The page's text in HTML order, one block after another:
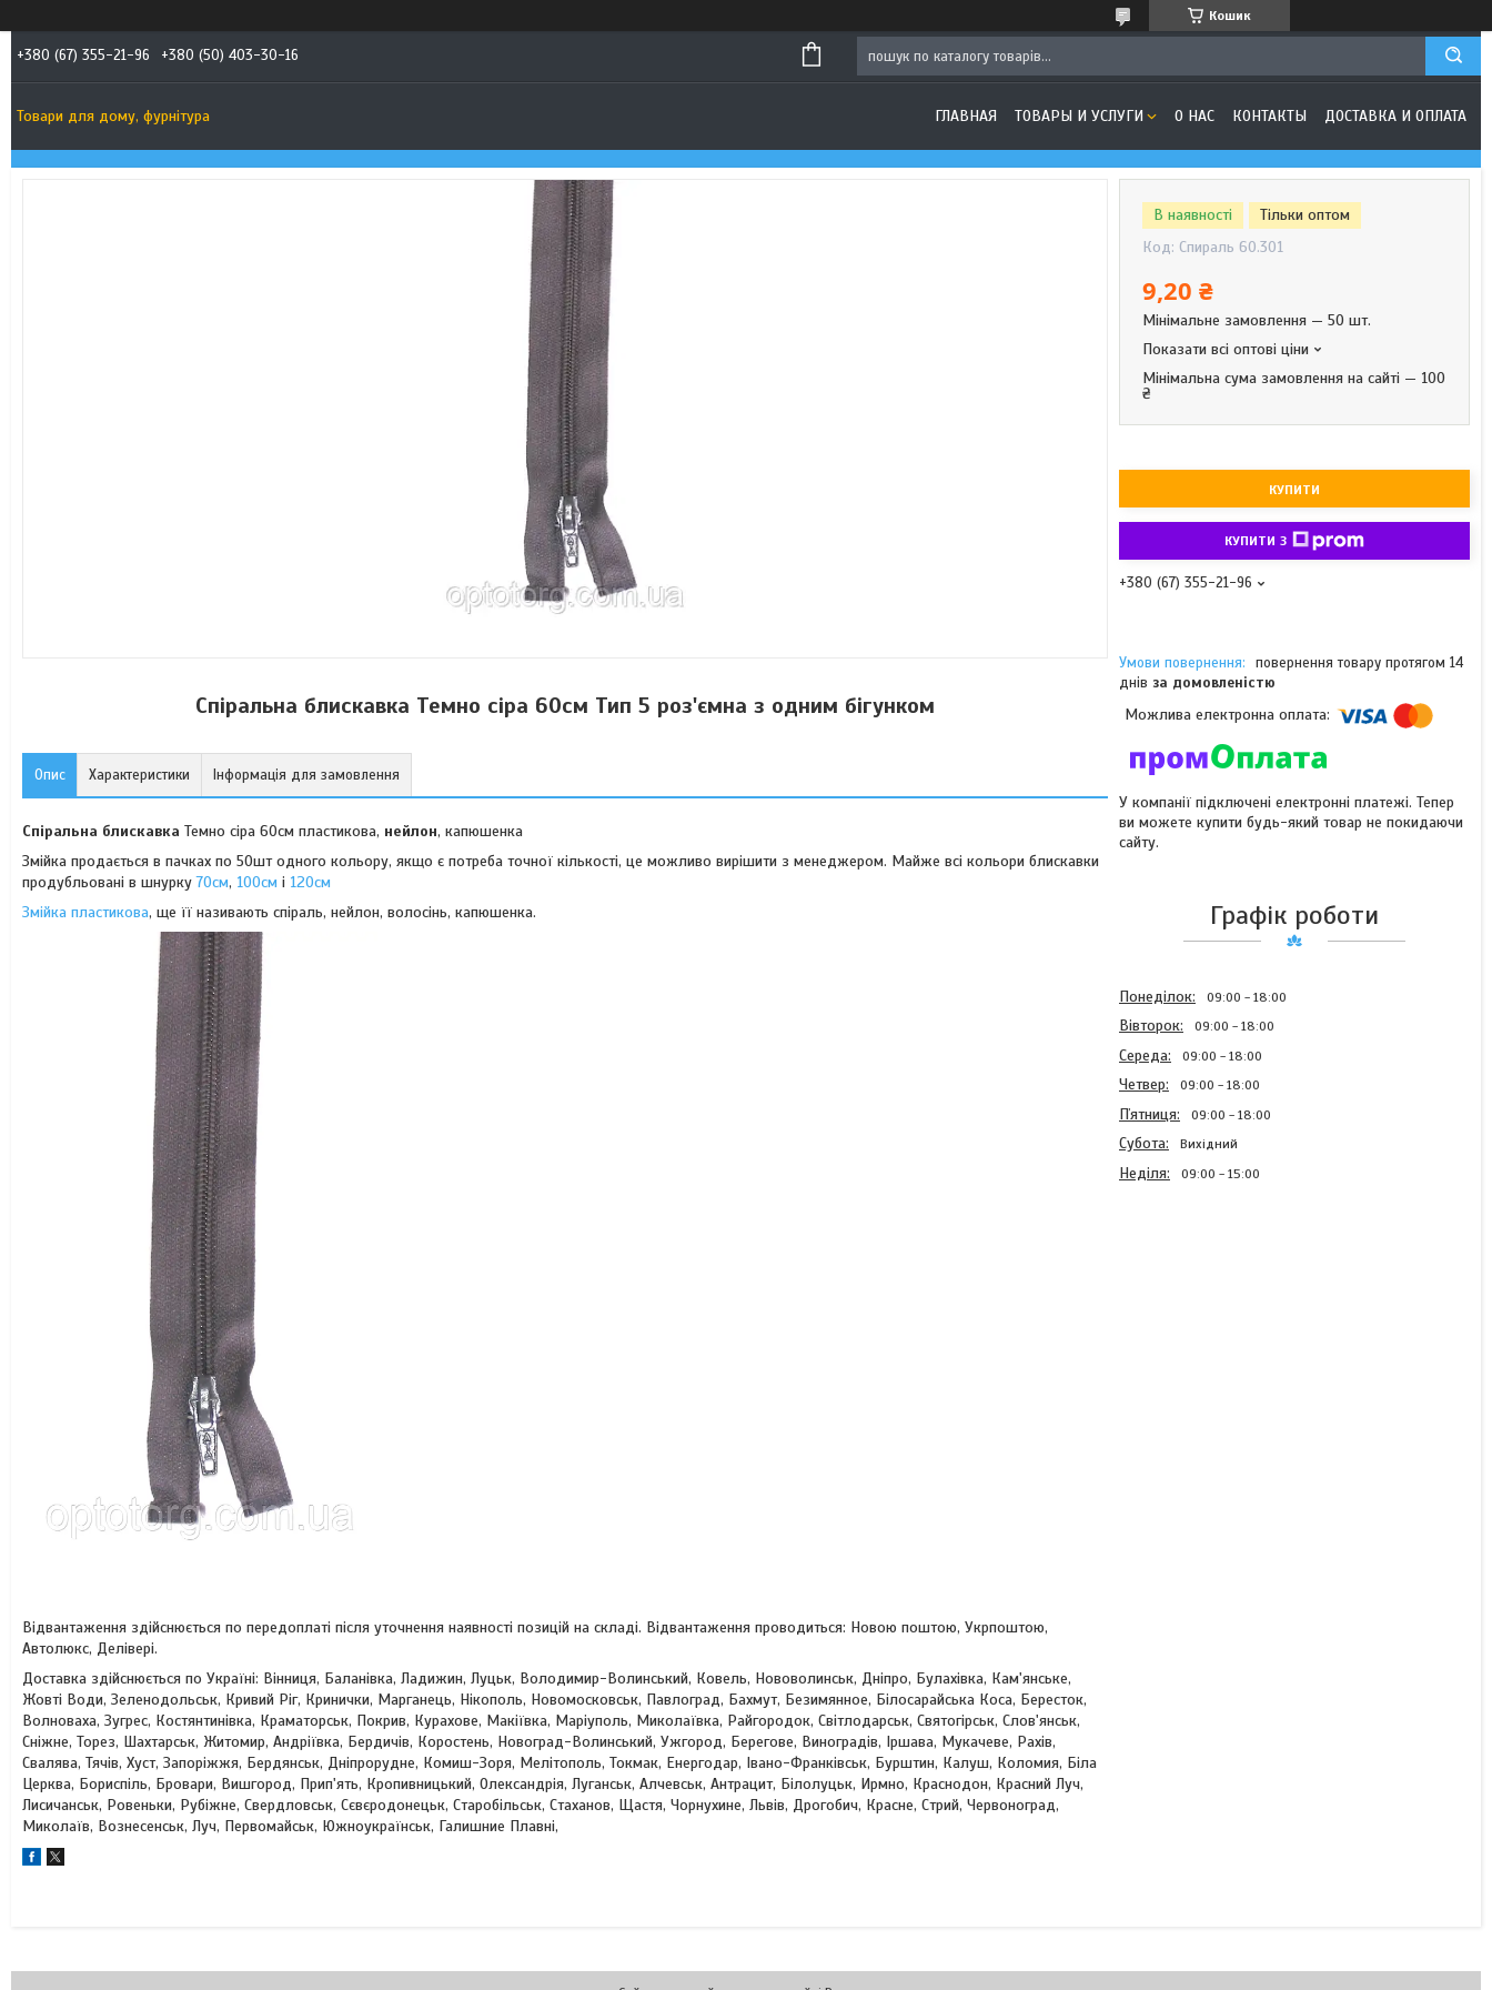
Кошик
+380 (67) 355-21-96 +380 (50) 403-30-16
Товари для дому, фурнітура ГЛАВНАЯ ТОВАРЫ И УСЛУГИ О НАС КОНТАКТЫ ДОСТАВКА И ОПЛАТА
Спіральна блискавка Темно сіра 60см Тип 5 роз'ємна з одним бігунком
Опис Характеристики Інформація для замовлення
Спіральна блискавка Темно сіра 60см пластикова, нейлон, капюшенка
Змійка продається в пачках по 50шт одного кольору, якщо є потреба точної кількості, це можливо вирішити з менеджером. Майже всі кольори блискавки
продубльовані в шнурку70см, 100см і 120см
Змійка пластикова, ще її називають спіраль, нейлон, волосінь, капюшенка.
Відвантаження здійснюється по передоплаті після уточнення наявності позицій на складі. Відвантаження проводиться: Новою поштою, Укрпоштою,
Автолюкс, Делівері.
Доставка здійснюється по Україні: Вінниця, Баланівка, Ладижин, Луцьк, Володимир-Волинський, Ковель, Нововолинськ, Дніпро, Булахівка, Кам'янське,
Жовті Води, Зеленодольськ, Кривий Ріг, Кринички, Марганець, Нікополь, Новомосковськ, Павлоград, Бахмут, Безимянное, Білосарайська Коса, Бересток,
Волноваха, Зугрес, Костянтинівка, Краматорськ, Покрив, Курахове, Макіївка, Маріуполь, Миколаївка, Райгородок, Світлодарськ, Святогірськ, Слов'янськ,
Сніжне, Торез, Шахтарськ, Житомир, Андріївка, Бердичів, Коростень, Новоград-Волинський, Ужгород, Берегове, Виноградів, Іршава, Мукачеве, Рахів,
Свалява, Тячів, Хуст, Запоріжжя, Бердянськ, Дніпрорудне, Комиш-Зоря, Мелітополь, Токмак, Енергодар, Івано-Франківськ, Бурштин, Калуш, Коломия, Біла
Церква, Бориспіль, Бровари, Вишгород, Прип'ять, Кропивницький, Олександрія, Луганськ, Алчевськ, Антрацит, Білолуцьк, Ирмно, Краснодон, Красний Луч,
Лисичанськ, Ровеньки, Рубіжне, Свердловськ, Сєвєродонецьк, Старобільськ, Стаханов, Щастя, Чорнухине, Львів, Дрогобич, Красне, Стрий, Червоноград,
Миколаїв, Вознесенськ, Луч, Первомайськ, Южноукраїнськ, Галишние Плавні,
В наявності
Тільки оптом
Код: Спираль 60.301
9,20 ₴
Мінімальне замовлення — 50 шт.
Показати всі оптові ціни
Мінімальна сума замовлення на сайті — 100
₴
КУПИТИ
КУПИТИ З
+380 (67) 355-21-96
повернення товару протягом 14
днів за домовленістю
У компанії підключені електронні платежі. Тепер
ви можете купити будь-який товар не покидаючи
сайту.
Графік роботи
Понеділок 09:00 18:00
Вівторок 09:00 18:00
Середа 09:00 18:00
Четвер 09:00 18:00
Пʼятниця 09:00 18:00
Субота Вихідний
Неділя 09:00 15:00